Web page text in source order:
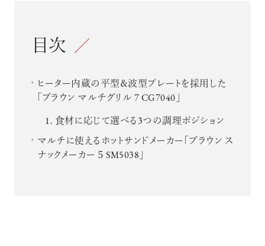
目次
ヒーター内蔵の平型＆波型プレートを採用した
「ブラウン マルチグリル 7 CG7040」
食材に応じて選べる3つの調理ポジション
マルチに使えるホットサンドメーカー「ブラウン ス
ナックメーカー ５ SM5038」